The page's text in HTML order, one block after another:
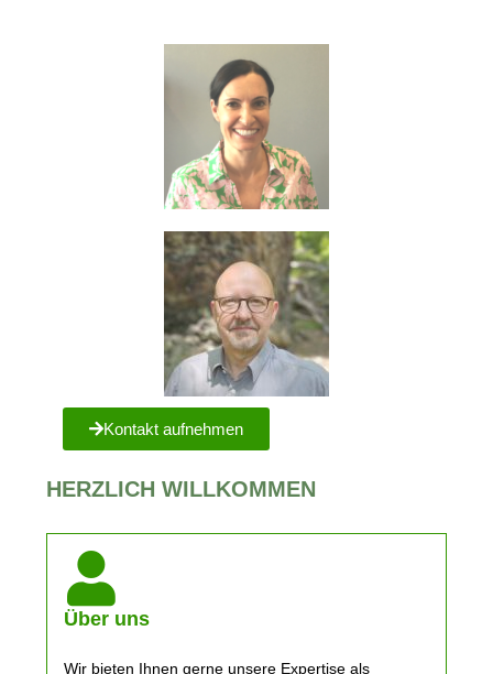
Kontakt aufnehmen
HERZLICH WILLKOMMEN
Über uns
Wir bieten Ihnen gerne unsere Expertise als